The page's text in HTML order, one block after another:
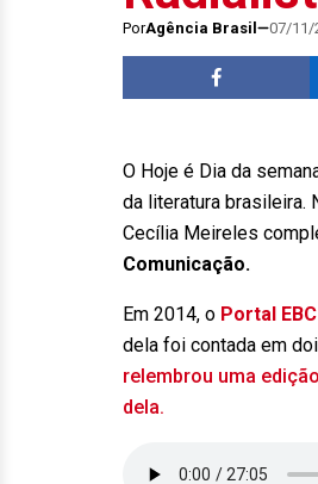
PorAgência Brasil 07/11/
O Hoje é Dia da
da literatura brasileira.
Cecília Meireles
Comunicação.
Em 2014, o Portal EBC
dela foi contada em
relembrou uma
dela.